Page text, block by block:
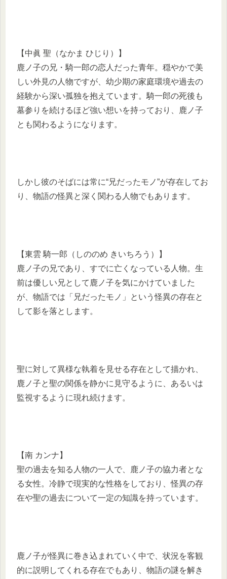
【中眞 聖（なかま ひじり）】
鹿ノ子の兄・騎一郎の恋人だった青年。穏やかで美
しい外見の人物ですが、幼少期の家庭環境や過去の
経験から深い孤独を抱えています。騎一郎の死後も
墓参りを続けるほど強い想いを持っており、鹿ノ子
とも関わるようになります。
しかし彼のそばには常に“兄だったモノ”が存在してお
り、物語の怪異と深く関わる人物でもあります。
【東雲 騎一郎（しののめ きいちろう）】
鹿ノ子の兄であり、すでに亡くなっている人物。生
前は優しい兄として鹿ノ子を気にかけていました
が、物語では「兄だったモノ」という怪異の存在と
して影を落とします。
聖に対して異様な執着を見せる存在として描かれ、
鹿ノ子と聖の関係を静かに見守るように、あるいは
監視するように現れ続けます。
【南 カンナ】
聖の過去を知る人物の一人で、鹿ノ子の協力者とな
る女性。冷静で現実的な性格をしており、怪異の存
在や聖の過去について一定の知識を持っています。
鹿ノ子が怪異に巻き込まれていく中で、状況を客観
的に説明してくれる存在でもあり、物語の謎を解き